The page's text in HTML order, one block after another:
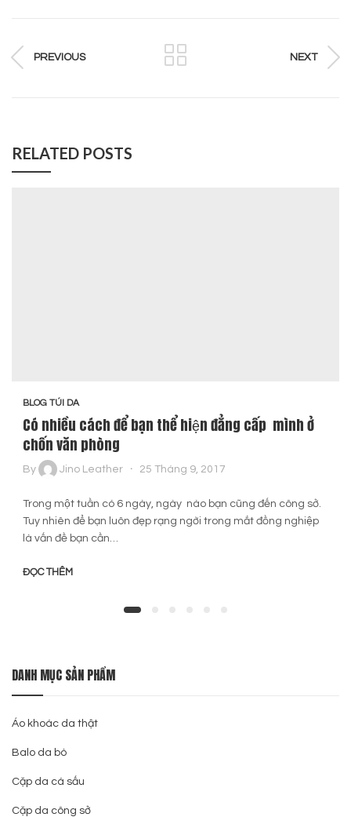
PREVIOUS NEXT
RELATED POSTS
BLOG TÚI DA
Có nhiều cách để bạn thể hiện đẳng cấp mình ở
chốn văn phòng
By Jino Leather 25 Tháng 9, 2017
Trong một tuần có 6 ngày, ngày nào bạn cũng đến công sở.
Tuy nhiên để bạn luôn đẹp rạng ngời trong mắt đồng nghiệp
là vấn đề bạn cần…
ĐỌC THÊM
DANH MỤC SẢN PHẨM
Áo khoác da thật
Balo da bò
Cặp da cá sấu
Cặp da công sở